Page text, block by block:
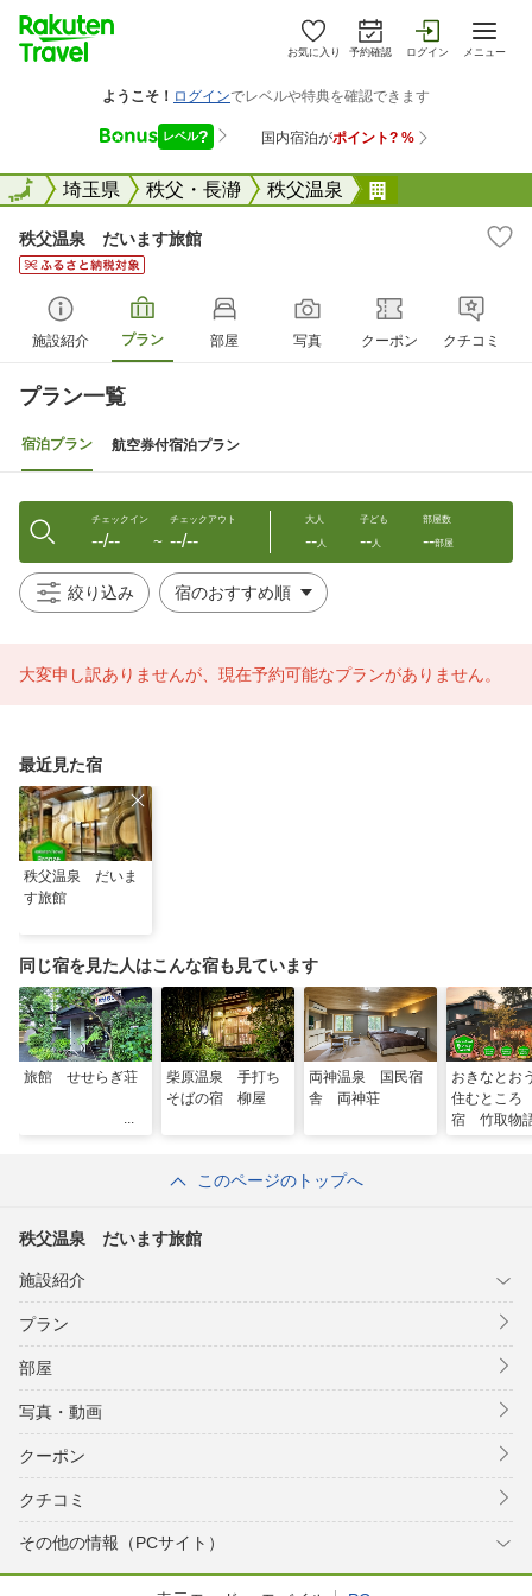
お気に入り 予約確認 ログイン メニュー
全国埼玉県 秩父・長瀞 秩父温泉
全国
秩父温泉 だいます旅館
施設紹介 プラン 部屋 写真 クーポン クチコミ
プラン一覧
宿泊プラン 航空券付宿泊プラン
チェックイン
--/-- 〜
チェックアウト
--/--
大人
--人
子ども
--人
部屋数
--部屋
絞り込み
大変申し訳ありませんが、現在予約可能なプランがありません。
最近見た宿
秩父温泉 だいま
す旅館
同じ宿を見た人はこんな宿も見ています
旅館 せせらぎ荘
柴原温泉 手打ち
そばの宿 柳屋
両神温泉 国民宿
舎 両神荘
おきなとお
住むとこ
宿 竹取物
このページのトップへ
秩父温泉 だいます旅館
施設紹介
プラン
部屋
写真・動画
クーポン
クチコミ
その他の情報（PCサイト）